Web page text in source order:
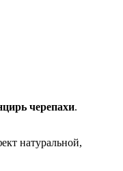
черепахи.
натуральной,